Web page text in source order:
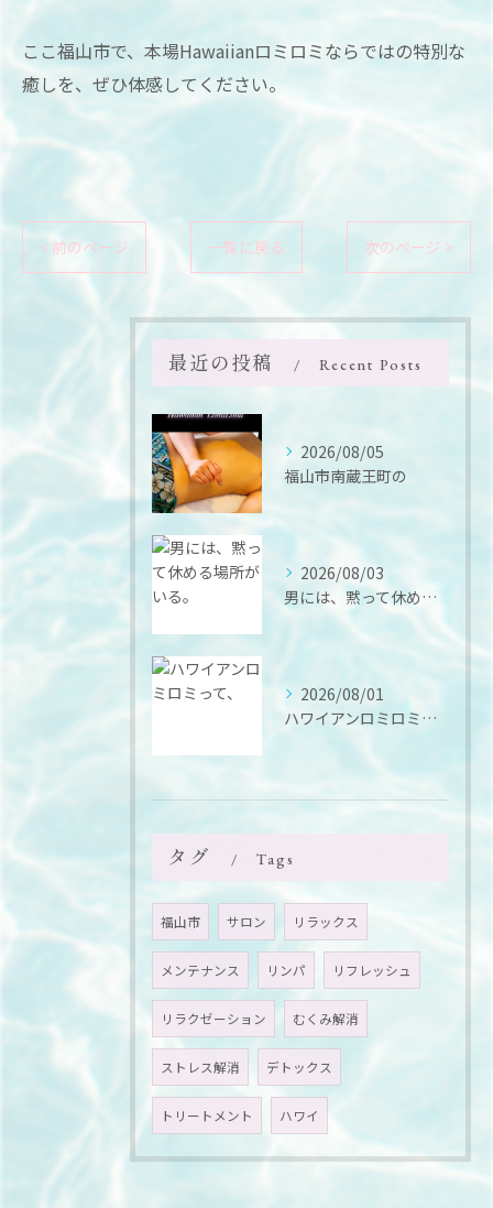
ここ福山市で、本場Hawaiianロミロミならではの特別な
癒しを、ぜひ体感してください。
< 前のページ 一覧に戻る 次のページ >
最近の投稿 Recent Posts
2026/08/05
福山市南蔵王町の
2026/08/03
男には、黙って休める場所がいる。
2026/08/01
ハワイアンロミロミって、
タグ Tags
福山市 サロン リラックス
メンテナンス リンパ リフレッシュ
リラクゼーション むくみ解消
ストレス解消 デトックス
トリートメント ハワイ